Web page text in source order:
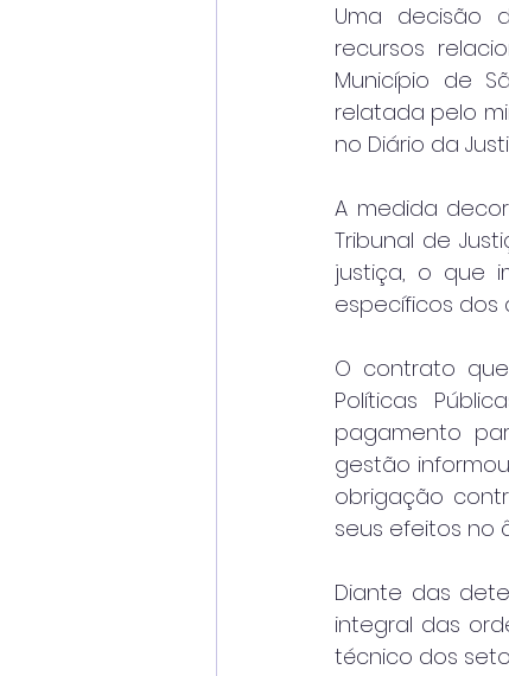
Uma decisão
recursos
Município de
relatada pelo
no Diário da
A medida
Tribunal de
justiça, o que
específicos dos
O contrato
Políticas
pagamento
gestão
obrigação
seus efeitos no
Diante das
integral das
técnico dos